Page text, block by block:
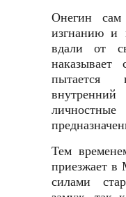
Онегин сам
изгнанию и
вдали от
наказывает
пытается
Тем
приезжает в
силами